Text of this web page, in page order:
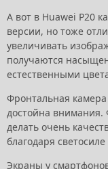
А вот в Huawei P20
версии, но тоже
увеличивать
получаются
естественными
Фронтальная
достойна внимания.
делать очень
благодаря
Экраны у